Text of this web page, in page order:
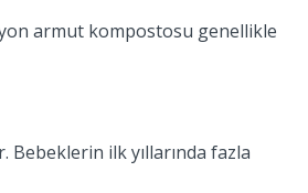
armut kompostosu genellikle
ilk yıllarında fazla